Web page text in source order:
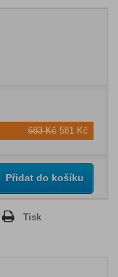
683 Kč 581 Kč
Přidat do košíku
Tisk